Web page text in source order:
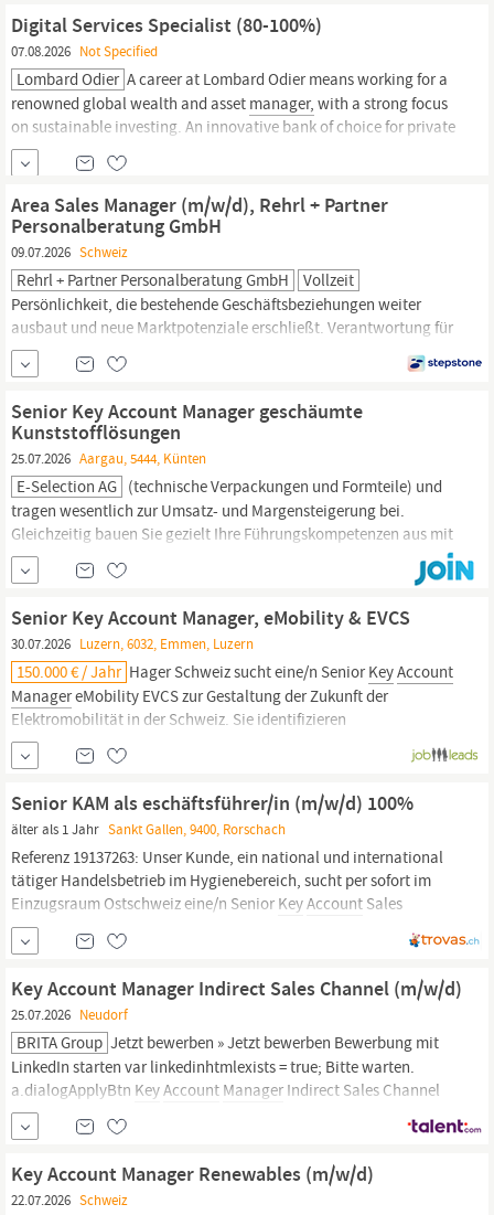
Verantwortlich
Digital Services Specialist (80-100%)
07.08.2026 Not Specified
Lombard Odier A career at Lombard Odier means working for a
renowned global wealth and asset manager, with a strong focus
on sustainable investing. An innovative bank of choice for private
and institutional clients, our independently owned Firm is one of
the best-capitalised banking groups in the world, managing close
to CHF 300 billion and
Area Sales Manager (m/w/d), Rehrl + Partner
Personalberatung GmbH
09.07.2026 Schweiz
Rehrl + Partner Personalberatung GmbH
Vollzeit
Persönlichkeit, die bestehende Geschäftsbeziehungen weiter
ausbaut und neue Marktpotenziale erschließt. Verantwortung für
die vertriebliche Entwicklung des Schweizer Marktes mit einem
klaren Fokus auf nachhaltiges Wachstum Betreuung und Ausbau
Geschäftspartner im HoReCa-Umfeld Entwicklung...
Senior Key Account Manager geschäumte
Kunststofflösungen
25.07.2026 Aargau, 5444, Künten
E-Selection AG (technische Verpackungen und Formteile) und
tragen wesentlich zur Umsatz- und Margensteigerung bei.
Gleichzeitig bauen Sie gezielt Ihre Führungskompetenzen aus mit
der Perspektive, mittelfristig die Leitung des Verkaufs zu
übernehmen. Aufgaben
Management: Ausbau und
vonAccounts,
Senior Key Account Manager, eMobility & EVCS
30.07.2026 Luzern, 6032, Emmen, Luzern
150.000 € / Jahr Hager Schweiz sucht eine/n SeniorKeyAccount
ManagereMobility EVCS zur Gestaltung der Zukunft der
Elektromobilität in der Schweiz. Sie identifizieren
Geschäftsmöglichkeiten, entwickeln Vertriebsstrategien und
bauen langfristige Partnerschaften auf, um die Umsatzziele im
Senior KAM als eschäftsführer/in (m/w/d) 100%
älter als 1 Jahr Sankt Gallen, 9400, Rorschach
Referenz 19137263: Unser Kunde, ein national und international
tätiger Handelsbetrieb im Hygienebereich, sucht per sofort im
Einzugsraum Ostschweiz eine/n Senior KeyAccount Sales
Manager
Beratung und Betreuung von Schlüsselkunden -
Key Account Manager Indirect Sales Channel (m/w/d)
25.07.2026 Neudorf
BRITA Group Jetzt bewerben » Jetzt bewerben Bewerbung mit
LinkedIn starten var linkedinhtmlexists = true; Bitte warten.
a.dialogApplyBtn KeyAccount Manager Indirect Sales Channel
(m/w/d) 100% Teile unsere Leidenschaft für Wasser und komm mit
uns auf eine spannende Reise Wasser ist unsere Lebensquelle,
Key Account Manager Renewables (m/w/d)
22.07.2026 Schweiz